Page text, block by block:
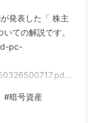
発表した「 株主
ての解説です。
pc-
年4月期から株主
です。以下、内
#暗号資産